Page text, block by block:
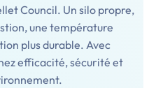
Council. Un silo propre,
une température
plus durable. Avec
efficacité, sécurité et